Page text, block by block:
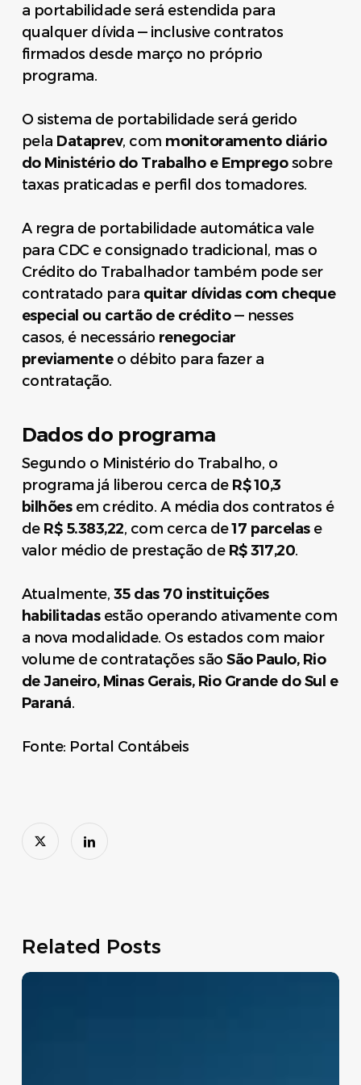
a portabilidade será estendida para
qualquer dívida — inclusive contratos
firmados desde março no próprio
programa.
O sistema de portabilidade será gerido
pela Dataprev, com monitoramento diário
do Ministério do Trabalho e Empregosobre
taxas praticadas e perfil dos tomadores.
A regra de portabilidade automática vale
para CDC e consignado tradicional, mas o
Crédito do Trabalhador também pode ser
contratado para quitar dívidas com cheque
especial ou cartão de crédito— nesses
casos, é necessário renegociar
previamenteo débito para fazer a
contratação.
Dados do programa
Segundo o Ministério do Trabalho, o
programa já liberou cerca de R$ 10,3
bilhõesem crédito. A média dos contratos é
de R$ 5.383,22, com cerca de17 parcelase
valor médio de prestação de R$ 317,20.
Atualmente, 35 das 70 instituições
habilitadasestão operando ativamente com
a nova modalidade. Os estados com maior
volume de contratações sãoSão Paulo, Rio
de Janeiro, Minas Gerais, Rio Grande do Sul e
Paraná.
Fonte: Portal Contábeis
Related Posts
Move